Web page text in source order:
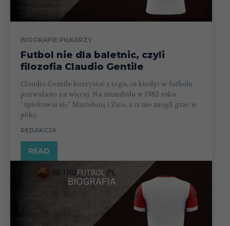
BIOGRAFIE PIŁKARZY
Futbol nie dla baletnic, czyli
filozofia Claudio Gentile
Claudio Gentile korzystał z tego, że kiedyś w futbolu
pozwalano na więcej. Na mundialu w 1982 roku
"opiekował się" Maradoną i Zico, a ci nie mogli grać w
piłkę.
REDAKCJA
READ